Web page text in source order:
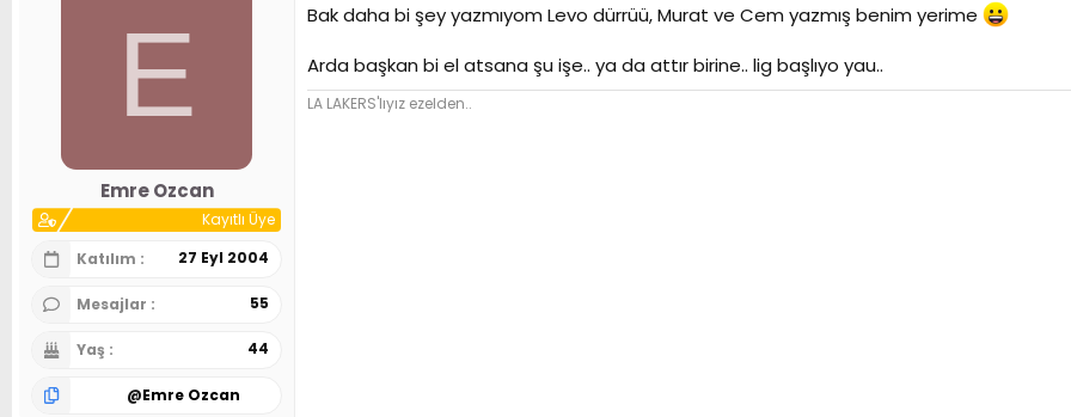
E
Emre Ozcan
Kayıtlı Üye
Katılım
27 Eyl 2004
Mesajlar 55
Yaş 44
@Emre Ozcan
Bak daha bi şey yazmıyom Levo dürrüü, Murat ve Cem yazmış benim yerime
Arda başkan bi el atsana şu işe.. ya da attır birine.. lig başlıyo yau..
LA LAKERS'lıyız ezelden..